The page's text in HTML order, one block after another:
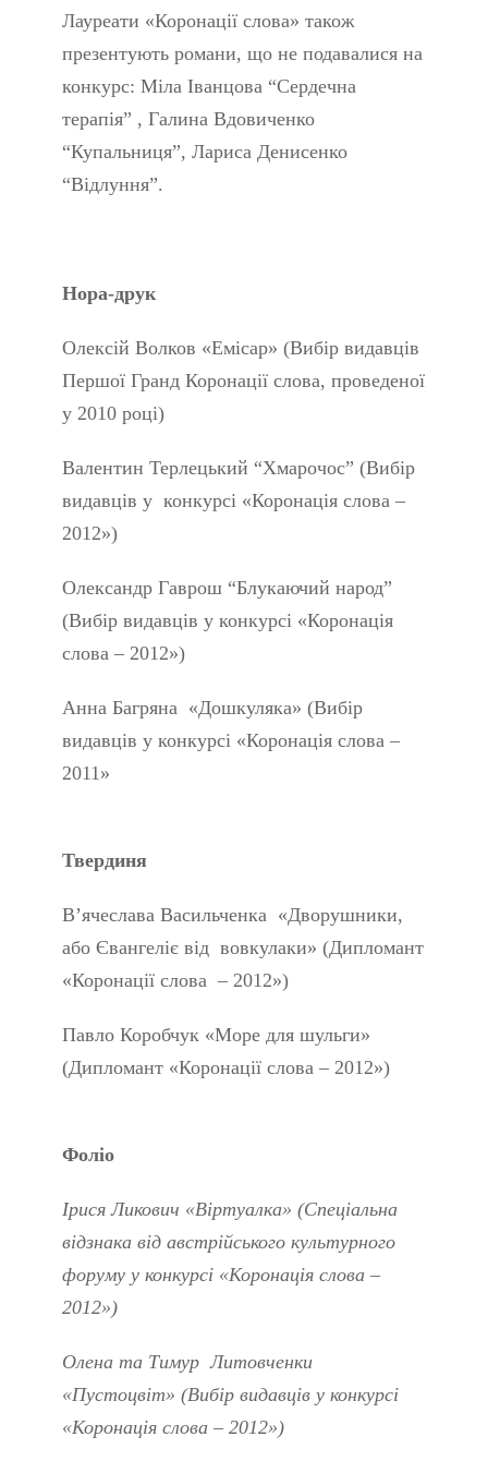
Лауреати «Коронації слова» також
презентують романи, що не подавалися на
конкурс: Міла Іванцова “Сердечна
терапія” , Галина Вдовиченко
“Купальниця”, Лариса Денисенко
“Відлуння”.
Нора-друк
Олексій Волков «Емісар» (Вибір видавців
Першої Гранд Коронації слова, проведеної
у 2010 році)
Валентин Терлецький “Хмарочос” (Вибір
видавців у конкурсі «Коронація слова –
2012»)
Олександр Гаврош “Блукаючий народ”
(Вибір видавців у конкурсі «Коронація
слова – 2012»)
Анна Багряна «Дошкуляка» (Вибір
видавців у конкурсі «Коронація слова –
2011»
Твердиня
В’ячеслава Васильченка «Дворушники,
або Євангеліє від вовкулаки» (Дипломант
«Коронації слова – 2012»)
Павло Коробчук «Море для шульги»
(Дипломант «Коронації слова – 2012»)
Фоліо
Ірися Ликович «Віртуалка» (Спеціальна
відзнака від австрійського культурного
форуму у конкурсі «Коронація слова –
2012»)
Олена та Тимур Литовченки
«Пустоцвіт» (Вибір видавців у конкурсі
«Коронація слова – 2012»)